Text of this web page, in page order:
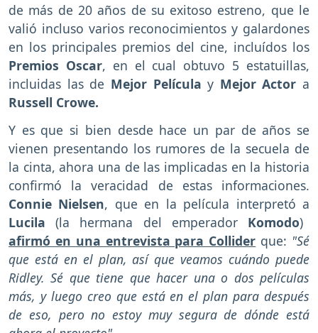
de más de 20 años de su exitoso estreno, que le
valió incluso varios reconocimientos y galardones
en los principales premios del cine, incluídos los
Premios Oscar, en el cual obtuvo 5 estatuillas,
incluidas las de Mejor Película y Mejor Actor a
Russell Crowe.
Y es que si bien desde hace un par de años se
vienen presentando los rumores de la secuela de
la cinta, ahora una de las implicadas en la historia
confirmó la veracidad de estas informaciones.
Connie Nielsen, que en la película interpretó a
Lucila (la hermana del emperador Komodo)
afirmó en una entrevista para Collider que: "Sé
que está en el plan, así que veamos cuándo puede
Ridley. Sé que tiene que hacer una o dos películas
más, y luego creo que está en el plan para después
de eso, pero no estoy muy segura de dónde está